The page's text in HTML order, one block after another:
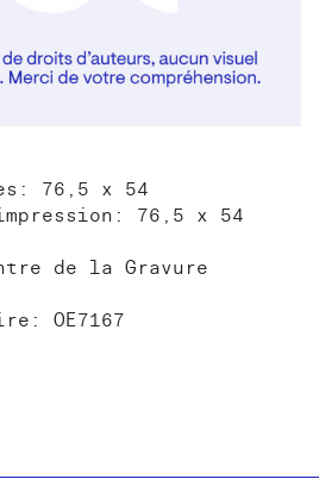
76,5 x 54
76,5 x 54
de la Gravure
OE7167